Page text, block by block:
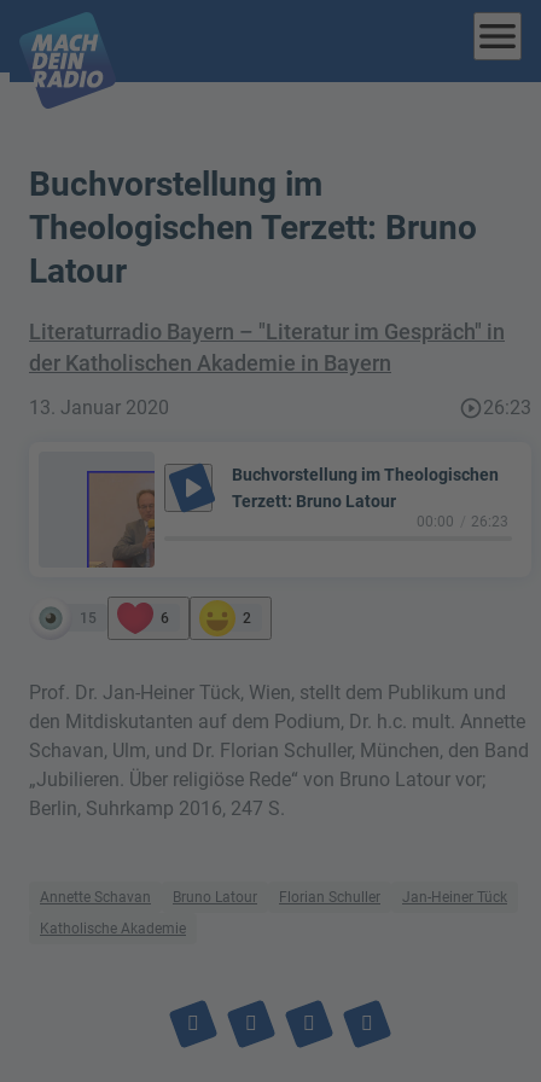
menu
Buchvorstellung im
Theologischen Terzett: Bruno
Latour
Literaturradio Bayern – "Literatur im Gespräch" in
der Katholischen Akademie in Bayern
13. Januar 2020 play_circle_outline26:23
play_arrow
Buchvorstellung im Theologischen
Terzett: Bruno Latour
00:00 26:23
15 6 2
Prof. Dr. Jan-Heiner Tück, Wien, stellt dem Publikum und
den Mitdiskutanten auf dem Podium, Dr. h.c. mult. Annette
Schavan, Ulm, und Dr. Florian Schuller, München, den Band
„Jubilieren. Über religiöse Rede“ von Bruno Latour vor;
Berlin, Suhrkamp 2016, 247 S.
Annette Schavan Bruno Latour Florian Schuller
Jan-Heiner Tück
Katholische Akademie